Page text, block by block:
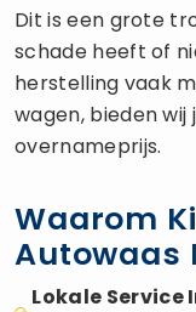
Dit is een grote
schade heeft of
herstelling vaak
wagen, bieden
overnameprijs.
Waarom
Autowaas
Lokale Service